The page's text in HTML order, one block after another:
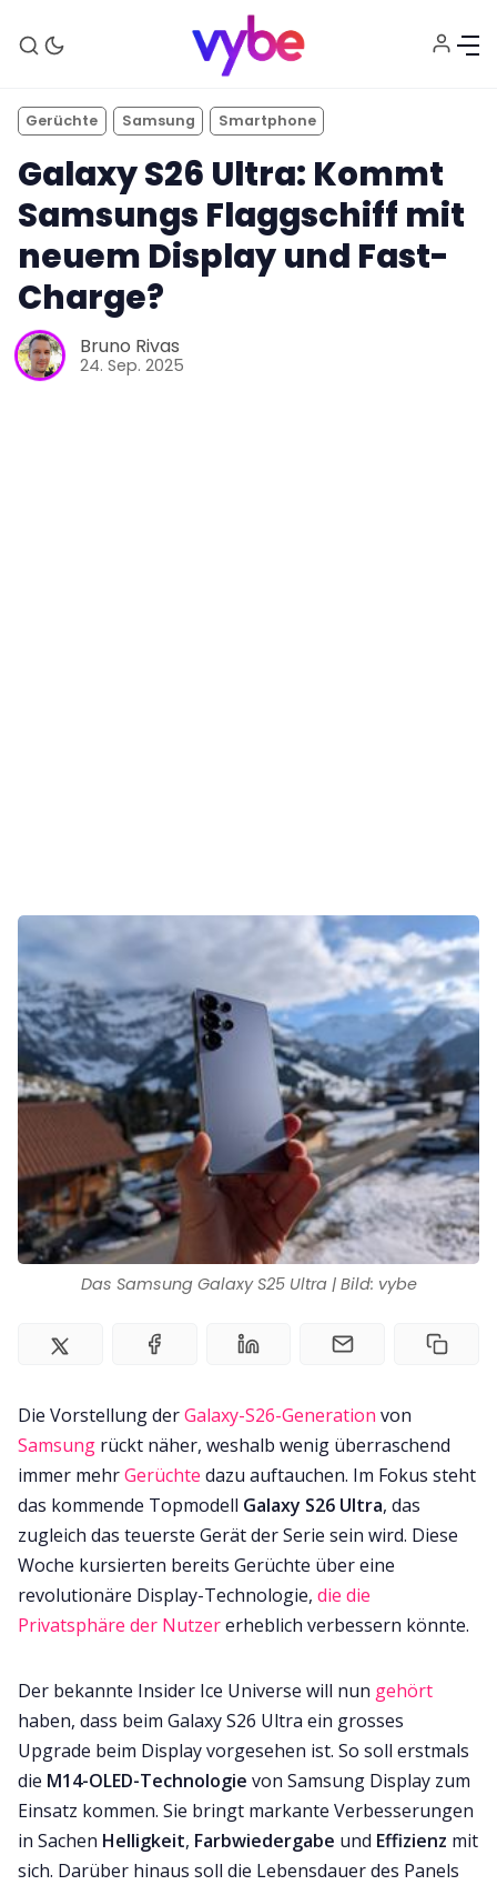
Impressum
Das Samsung Galaxy S25 Ultra | Bild: vybe
Gerüchte Samsung Smartphone
Galaxy S26 Ultra: Kommt
Samsungs Flaggschiff mit
neuem Display und Fast-
Charge?
Bruno Rivas
24. Sep. 2025
Die Vorstellung derGalaxy-S26-Generation von
Samsung rückt näher, weshalb wenig überraschend
immer mehrGerüchte dazu auftauchen. Im Fokus steht
das kommende Topmodell Galaxy S26 Ultra, das
zugleich das teuerste Gerät der Serie sein wird. Diese
Woche kursierten bereits Gerüchte über eine
revolutionäre Display-Technologie, die die
Privatsphäre der Nutzererheblich verbessern könnte.
Der bekannte Insider Ice Universe will nun gehört
haben, dass beim Galaxy S26 Ultra ein grosses
Upgrade beim Display vorgesehen ist. So soll erstmals
die M14-OLED-Technologie von Samsung Display zum
Einsatz kommen. Sie bringt markante Verbesserungen
in Sachen Helligkeit, Farbwiedergabe und Effizienz mit
sich. Darüber hinaus soll die Lebensdauer des Panels